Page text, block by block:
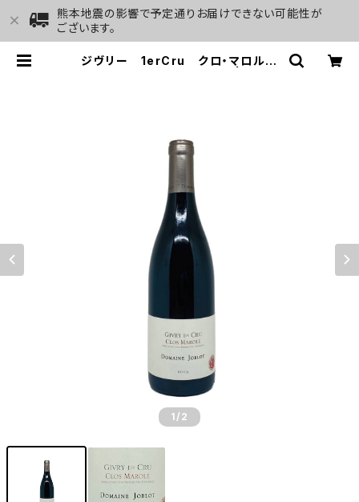
熊本地震の影響で予定通りお届けできない可能性が
ございます。
ジヴリー 1erCru クロ・マロル
1 /2